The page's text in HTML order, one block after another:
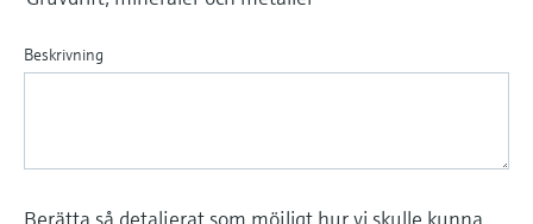
Beskrivning
Berätta så detaljerat som möjligt hur vi skulle kunna